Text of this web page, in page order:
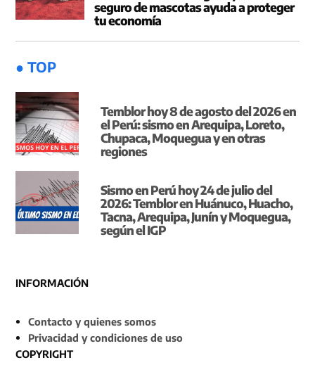
seguro de mascotas ayuda a proteger
tu economía
● TOP
Temblor hoy 8 de agosto del 2026 en
el Perú: sismo en Arequipa, Loreto,
Chupaca, Moquegua y en otras
regiones
Sismo en Perú hoy 24 de julio del
2026: Temblor en Huánuco, Huacho,
Tacna, Arequipa, Junín y Moquegua,
según el IGP
INFORMACIÓN
Contacto y quienes somos
Privacidad y condiciones de uso
COPYRIGHT